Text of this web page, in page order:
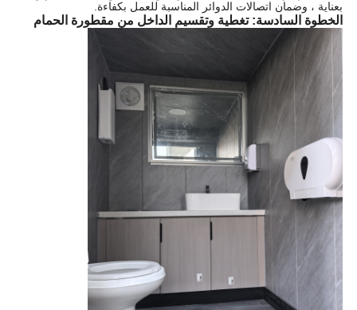
بعناية ، وضمان اتصالات الدوائر المناسبة للعمل بكفاءة.
الخطوة السادسة: تغطية وتقسيم الداخل من مقطورة الحمام